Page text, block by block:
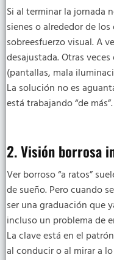
Si al terminar la jornada
sienes o alrededor de
sobreesfuerzo visual. A
desajustada. Otras
(pantallas, mala
La solución no es
está trabajando “de más”.
2. Visión borrosa
Ver borroso “a ratos”
de sueño. Pero cuando
ser una graduación que
incluso un problema de
La clave está en el
al conducir o al mirar a